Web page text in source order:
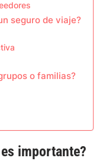
seguro de viaje?
o familias?
importante?